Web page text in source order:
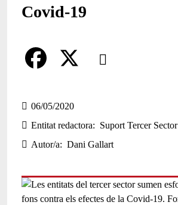
Covid-19
Comparteix
a
c
e
o
06/05/2020
Entitat redactora
Suport Tercer Sector
Autor/a
Dani Gallart